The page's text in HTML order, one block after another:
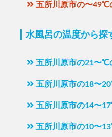
五所川原市の〜49℃
水風呂の温度から探
五所川原市の21〜℃
五所川原市の18〜
五所川原市の14〜
五所川原市の10〜